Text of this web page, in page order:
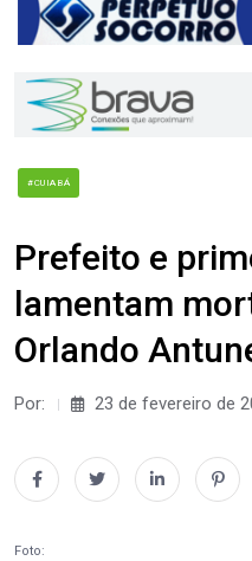
#CUIABÁ
Prefeito e
lamentam
Orlando
Por: 23 de fevereiro de
Foto: